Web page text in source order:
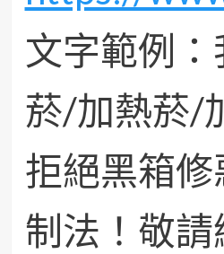
文字範例
菸/加熱菸/
拒絕黑箱
制法！敬